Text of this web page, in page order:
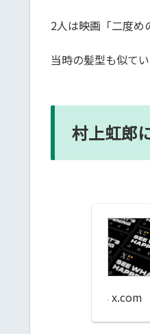
2人は映画「二度め
当時の髪型も似て
村上虹郎
x.com